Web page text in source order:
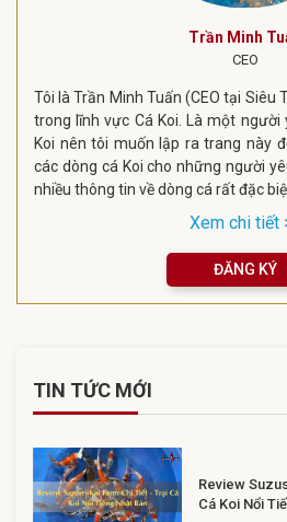
Trần Minh
CEO
Tôi là Trần Minh Tuấn (CEO tại Siêu
trong lĩnh vực Cá Koi. Là một
Koi nên tôi muốn lập ra trang này
các dòng cá Koi cho những người
nhiều thông tin về dòng cá rất đặc
Xem chi tiết
ĐĂNG KÝ
TIN TỨC MỚI
Review
Cá Koi Nổi